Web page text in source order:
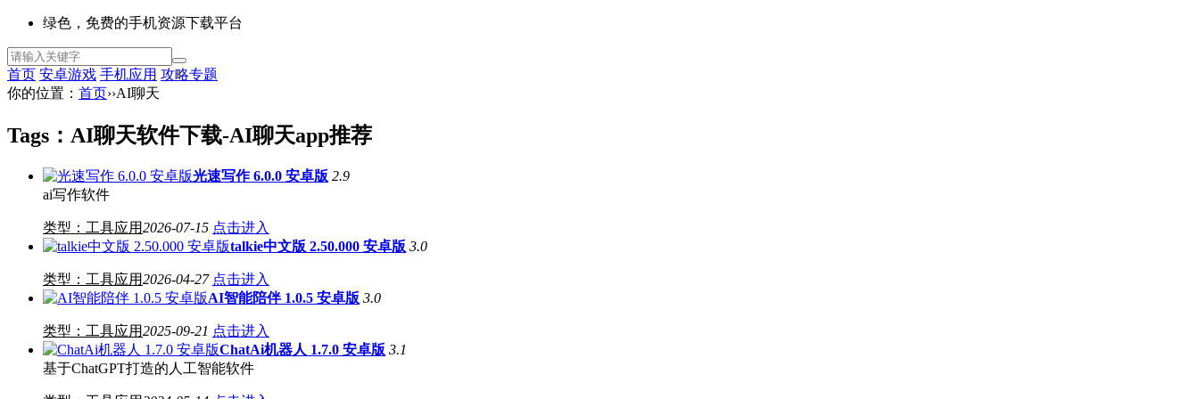
绿色，免费的手机资源下载平台
首页 安卓游戏 手机应用 攻略专题
你的位置： 首页››AI聊天
Tags：AI聊天软件下载-AI聊天app推荐
光速写作 6.0.0 安卓版 2.9
ai写作软件
类型：工具应用2026-07-15 点击进入
talkie中文版 2.50.000 安卓版 3.0
类型：工具应用2026-04-27 点击进入
AI智能陪伴 1.0.5 安卓版 3.0
类型：工具应用2025-09-21 点击进入
ChatAi机器人 1.7.0 安卓版 3.1
基于ChatGPT打造的人工智能软件